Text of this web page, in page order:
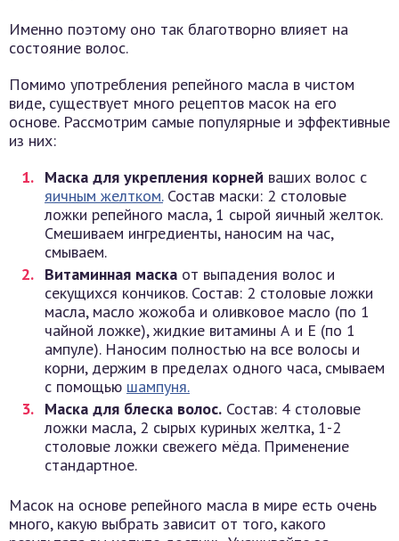
Именно поэтому оно так благотворно влияет на
состояние волос.
Помимо употребления репейного масла в чистом
виде, существует много рецептов масок на его
основе. Рассмотрим самые популярные и эффективные
из них:
Маска для укрепления корней ваших волос с
яичным желтком.Состав маски: 2 столовые
ложки репейного масла, 1 сырой яичный желток.
Смешиваем ингредиенты, наносим на час,
смываем.
Витаминная маска от выпадения волос и
секущихся кончиков. Состав: 2 столовые ложки
масла, масло жожоба и оливковое масло (по 1
чайной ложке), жидкие витамины А и Е (по 1
ампуле). Наносим полностью на все волосы и
корни, держим в пределах одного часа, смываем
с помощью шампуня.
Маска для блеска волос. Состав: 4 столовые
ложки масла, 2 сырых куриных желтка, 1-2
столовые ложки свежего мёда. Применение
стандартное.
Масок на основе репейного масла в мире есть очень
много, какую выбрать зависит от того, какого